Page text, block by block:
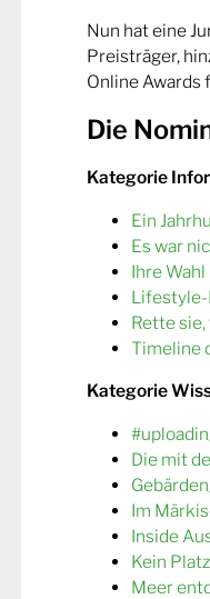
Nun hat eine
Preisträger,
Online Awards
Die
Kategorie
Ein
Es war
Ihre
Lifestyle-
Rette
Timeline
Kategorie
Die mit
Im
Inside
Kein Platz
Meer